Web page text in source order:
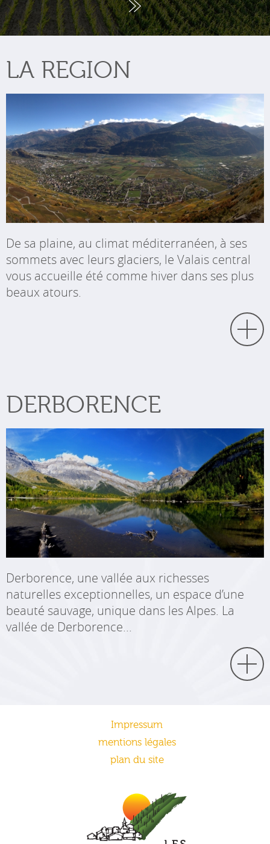
LA REGION
De sa plaine, au climat méditerranéen, à ses
sommets avec leurs glaciers, le Valais central
vous accueille été comme hiver dans ses plus
beaux atours.
DERBORENCE
Derborence, une vallée aux richesses
naturelles exceptionnelles, un espace d’une
beauté sauvage, unique dans les Alpes. La
vallée de Derborence...
Impressum
mentions légales
plan du site